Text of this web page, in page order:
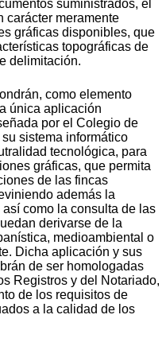
suministrados, el
carácter meramente
gráficas disponibles, que
topográficas de
delimitación.
como elemento
única aplicación
por el Colegio de
sistema informático
tecnológica, para
gráficas, que permita
de las fincas
además la
como la consulta de las
derivarse de la
medioambiental o
Dicha aplicación y sus
de ser homologadas
Registros y del Notariado,
de los requisitos de
a la calidad de los